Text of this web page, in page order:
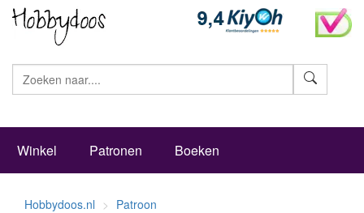
Winkel Patronen Boeken
Hobbydoos.nl Patroon